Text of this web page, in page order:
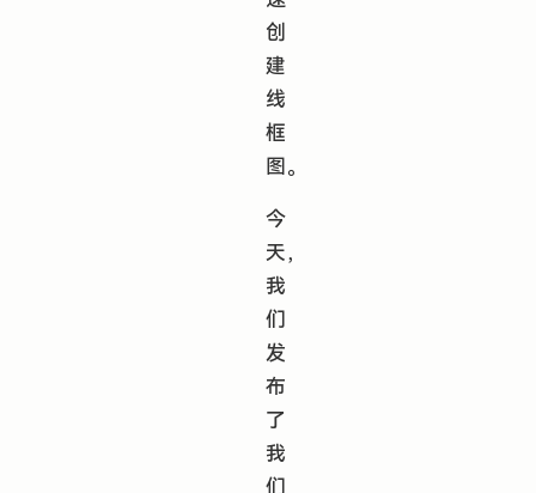
创
建
线
框
图。
今
天，
我
们
发
布
了
我
们